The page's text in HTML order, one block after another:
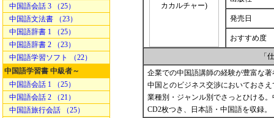
中国語会話 3 （25）
中国語文法書 （23）
中国語辞書 1 （25）
中国語辞書 2 （23）
中国語学習ソフト （22）
中国語学習書 中級者～
中国語会話 1 （25）
中国語会話 2 （21）
中国語旅行会話 （25）
発売日
おすすめ度
「
企業での中国語講師の経験が豊富な
中国とのビジネス交渉においておさ
業種別・ジャンル別でさっとひける
CD2枚つき、日本語・中国語を収録。